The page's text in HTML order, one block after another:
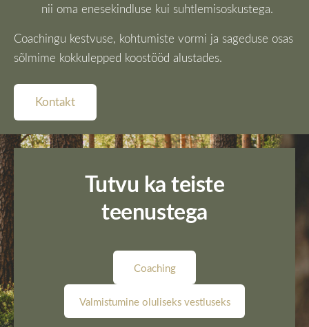
nii oma enesekindluse kui suhtlemisoskustega.
Coachingu kestvuse, kohtumiste vormi ja sageduse osas
sõlmime kokkulepped koostööd alustades.
Kontakt
Tutvu ka teiste
teenustega
​Coaching​
​Valmistumine oluliseks vestluseks​